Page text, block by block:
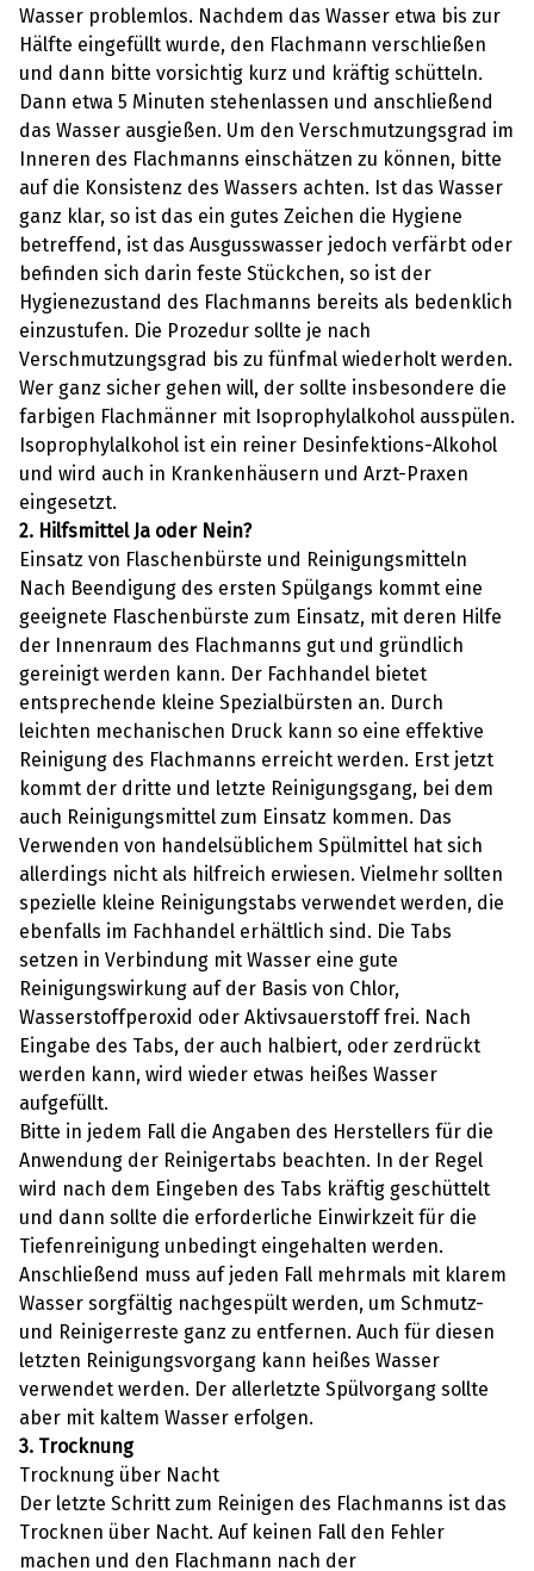
Wasser problemlos. Nachdem das Wasser etwa bis zur
Hälfte eingefüllt wurde, den Flachmann verschließen
und dann bitte vorsichtig kurz und kräftig schütteln.
Dann etwa 5 Minuten stehenlassen und anschließend
das Wasser ausgießen. Um den Verschmutzungsgrad im
Inneren des Flachmanns einschätzen zu können, bitte
auf die Konsistenz des Wassers achten. Ist das Wasser
ganz klar, so ist das ein gutes Zeichen die Hygiene
betreffend, ist das Ausgusswasser jedoch verfärbt oder
befinden sich darin feste Stückchen, so ist der
Hygienezustand des Flachmanns bereits als bedenklich
einzustufen. Die Prozedur sollte je nach
Verschmutzungsgrad bis zu fünfmal wiederholt werden.
Wer ganz sicher gehen will, der sollte insbesondere die
farbigen Flachmänner mit Isoprophylalkohol ausspülen.
Isoprophylalkohol ist ein reiner Desinfektions-Alkohol
und wird auch in Krankenhäusern und Arzt-Praxen
eingesetzt.
2. Hilfsmittel Ja oder Nein?
Einsatz von Flaschenbürste und Reinigungsmitteln
Nach Beendigung des ersten Spülgangs kommt eine
geeignete Flaschenbürste zum Einsatz, mit deren Hilfe
der Innenraum des Flachmanns gut und gründlich
gereinigt werden kann. Der Fachhandel bietet
entsprechende kleine Spezialbürsten an. Durch
leichten mechanischen Druck kann so eine effektive
Reinigung des Flachmanns erreicht werden. Erst jetzt
kommt der dritte und letzte Reinigungsgang, bei dem
auch Reinigungsmittel zum Einsatz kommen. Das
Verwenden von handelsüblichem Spülmittel hat sich
allerdings nicht als hilfreich erwiesen. Vielmehr sollten
spezielle kleine Reinigungstabs verwendet werden, die
ebenfalls im Fachhandel erhältlich sind. Die Tabs
setzen in Verbindung mit Wasser eine gute
Reinigungswirkung auf der Basis von Chlor,
Wasserstoffperoxid oder Aktivsauerstoff frei. Nach
Eingabe des Tabs, der auch halbiert, oder zerdrückt
werden kann, wird wieder etwas heißes Wasser
aufgefüllt.
Bitte in jedem Fall die Angaben des Herstellers für die
Anwendung der Reinigertabs beachten. In der Regel
wird nach dem Eingeben des Tabs kräftig geschüttelt
und dann sollte die erforderliche Einwirkzeit für die
Tiefenreinigung unbedingt eingehalten werden.
Anschließend muss auf jeden Fall mehrmals mit klarem
Wasser sorgfältig nachgespült werden, um Schmutz-
und Reinigerreste ganz zu entfernen. Auch für diesen
letzten Reinigungsvorgang kann heißes Wasser
verwendet werden. Der allerletzte Spülvorgang sollte
aber mit kaltem Wasser erfolgen.
3. Trocknung
Trocknung über Nacht
Der letzte Schritt zum Reinigen des Flachmanns ist das
Trocknen über Nacht. Auf keinen Fall den Fehler
machen und den Flachmann nach der